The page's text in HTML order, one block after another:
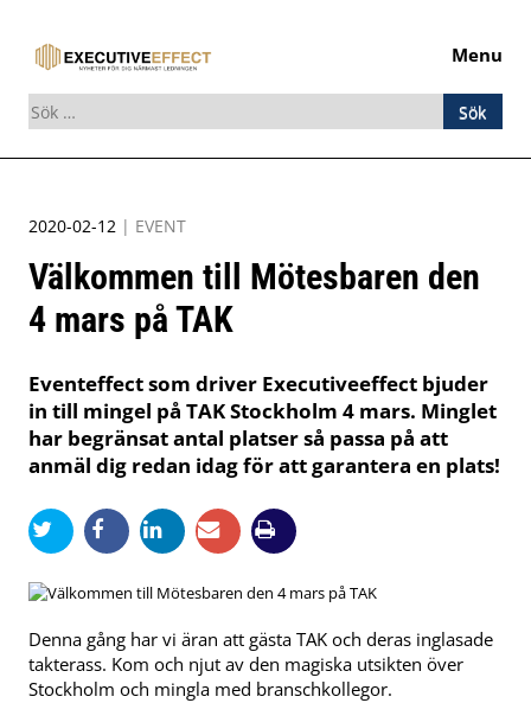
Menu
Sök
efter:
to
2020-02-12 | EVENT
Välkommen till Mötesbaren den
4 mars på TAK
Eventeffect som driver Executiveeffect bjuder
in till mingel på TAK Stockholm 4 mars. Minglet
har begränsat antal platser så passa på att
anmäl dig redan idag för att garantera en plats!
Denna gång har vi äran att gästa TAK och deras inglasade
takterass. Kom och njut av den magiska utsikten över
Stockholm och mingla med branschkollegor.